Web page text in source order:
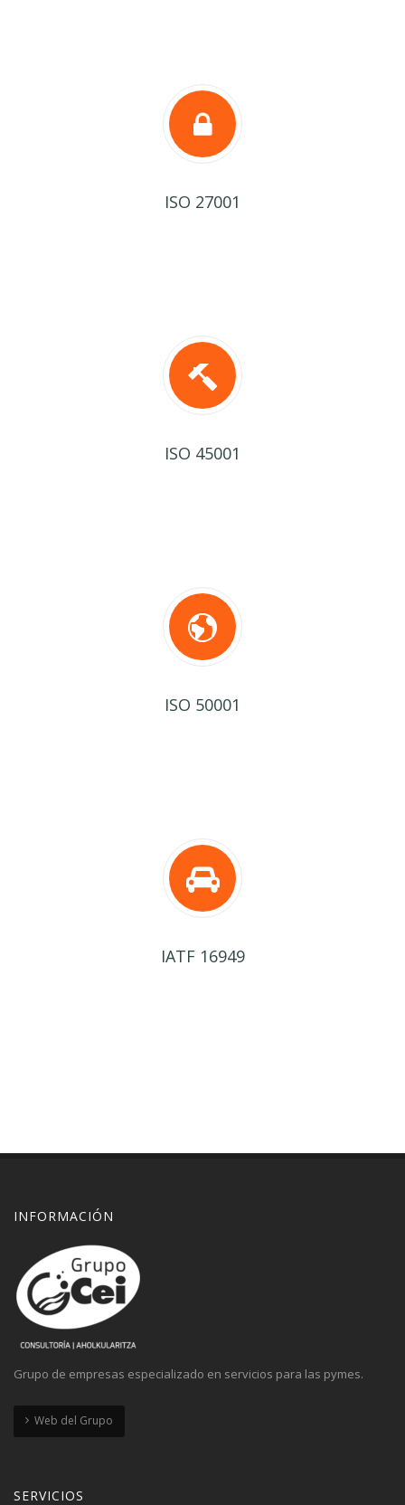
ISO 27001
ISO 45001
ISO 50001
IATF 16949
INFORMACIÓN
Grupo de empresas especializado en servicios para las pymes.
Web del Grupo
SERVICIOS